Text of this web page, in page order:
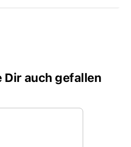
Dir auch gefallen